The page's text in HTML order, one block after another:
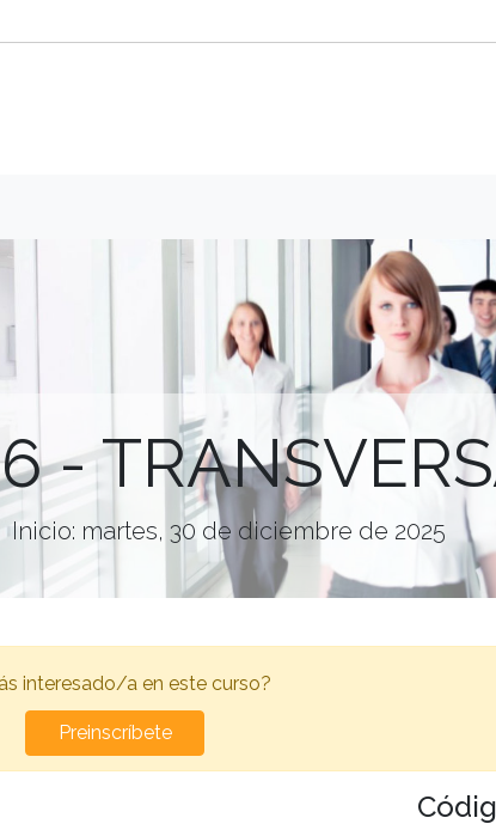
-
Inicio: martes, 30 de diciembre de 2025
interesado/a en este curso?
Preinscríbete